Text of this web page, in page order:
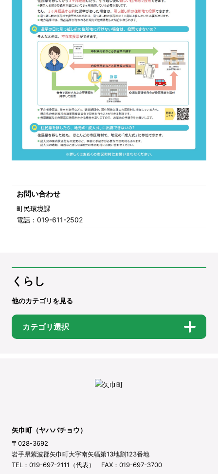
お問い合わせ
町民環境課
電話 ：019-611-2502
くらし
他のカテゴリを見る
カテゴリ選択
矢巾町（ヤハバチョウ）
〒028-3692
岩手県紫波郡矢巾町大字南矢幅第13地割123番地
TEL：019-697-2111（代表） FAX：019-697-3700